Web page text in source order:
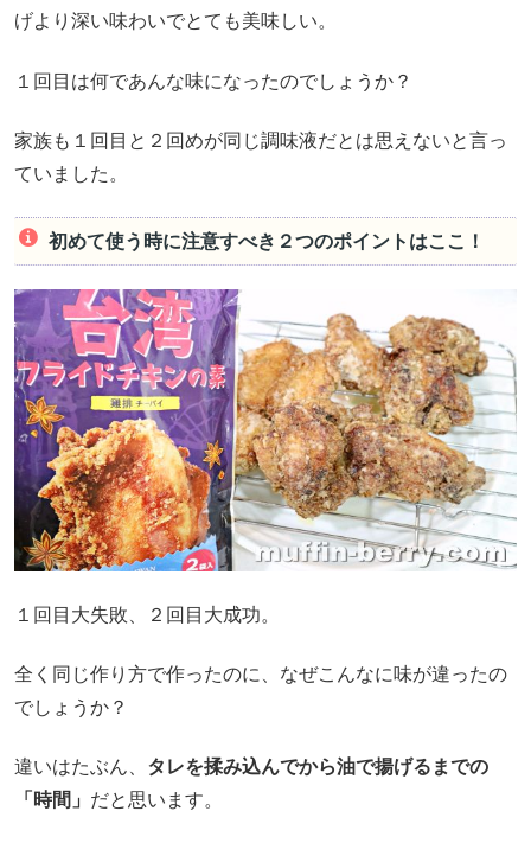
げより深い味わいでとても美味しい。
１回目は何であんな味になったのでしょうか？
家族も１回目と２回めが同じ調味液だとは思えないと言っ
ていました。
初めて使う時に注意すべき２つのポイントはここ！
１回目大失敗、２回目大成功。
全く同じ作り方で作ったのに、なぜこんなに味が違ったの
でしょうか？
違いはたぶん、 タレを揉み込んでから油で揚げるまでの
「時間」 だと思います。